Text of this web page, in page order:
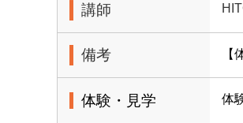
講師
備考
体験・見学 体